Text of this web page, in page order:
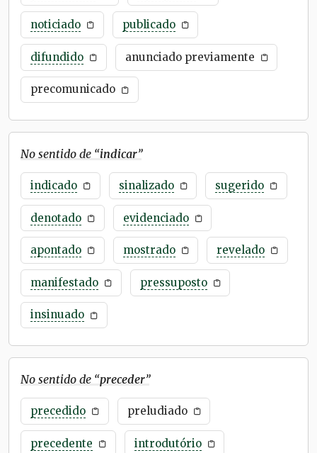
noticiado publicado
difundido anunciado previamente
precomunicado
No sentido de “indicar”
indicado sinalizado sugerido
denotado evidenciado
apontado mostrado revelado
manifestado pressuposto
insinuado
No sentido de “preceder”
precedido preludiado
precedente introdutório